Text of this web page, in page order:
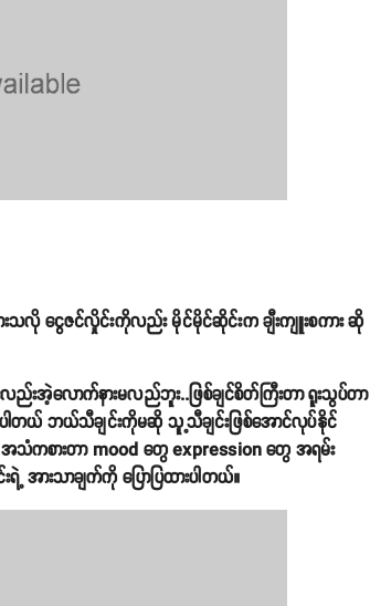
သလို ငွေဇင်လှိုင်းကိုလည်း မိုင်မိုင်ဆိုင်းက ချီးကျူးစကား ဆို
အဲ့လောက်နားမလည်ဘူး..ဖြစ်ချင်စိတ်ကြီးတာ ရူးသွပ်တာ
ယ် ဘယ်သီချင်းကိုမဆို သူ့သီချင်းဖြစ်အောင်လုပ်နိုင်
ကစားတာ mood တွေ expression တွေ အရမ်း
ားသာချက်ကို ပြောပြထားပါတယ်။